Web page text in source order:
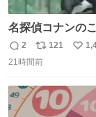
名探偵コナンの
う魔力あるのよ
返
信
2
リ
ポ
ト
数
121
い
数
21時間前